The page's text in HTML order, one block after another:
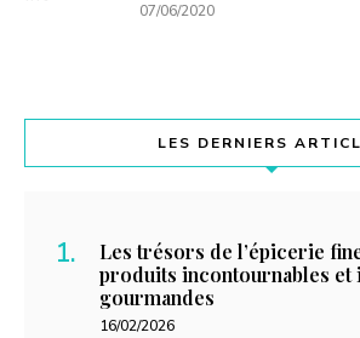
07/06/2020
LES DERNIERS
Les trésors de l’épicerie
produits incontournables et
gourmandes
16/02/2026